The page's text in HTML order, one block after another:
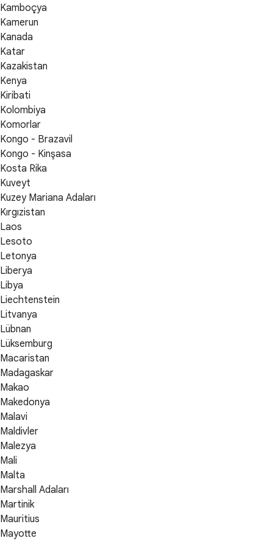
Kamboçya
Kamerun
Kanada
Katar
Kazakistan
Kenya
Kiribati
Kolombiya
Komorlar
Kongo - Brazavil
Kongo - Kinşasa
Kosta Rika
Kuveyt
Kuzey Mariana Adaları
Kırgızistan
Laos
Lesoto
Letonya
Liberya
Libya
Liechtenstein
Litvanya
Lübnan
Lüksemburg
Macaristan
Madagaskar
Makao
Makedonya
Malavi
Maldivler
Malezya
Mali
Malta
Marshall Adaları
Martinik
Mauritius
Mayotte